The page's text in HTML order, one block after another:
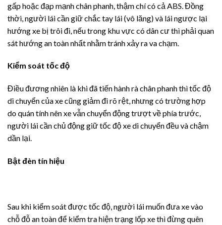
gấp hoặc đạp mạnh chân phanh, thậm chí có cả ABS. Đồng
thời, người lái cần giữ chắc tay lái (vô lăng) và lái ngược lại
hướng xe bị trôi đi, nếu trong khu vực có dân cư thì phải quan
sát hướng an toàn nhất nhằm tránh xảy ra va chạm.
Kiểm soát tốc độ
Điều đương nhiên là khi đã tiến hành rà chân phanh thì tốc độ
di chuyển của xe cũng giảm đi rõ rệt, nhưng có trường hợp
do quán tính nên xe vẫn chuyển động trượt về phía trước,
người lái cần chủ động giữ tốc độ xe di chuyển đều và chậm
dần lại.
Bật đèn tín hiệu
Sau khi kiểm soát được tốc độ, người lái muốn đưa xe vào
chỗ đỗ an toàn để kiểm tra hiện trạng lốp xe thì đừng quên